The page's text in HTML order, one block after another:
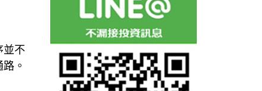
並不
。